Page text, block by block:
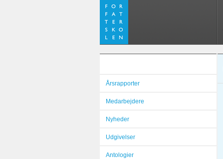
Årsrapporter
Medarbejdere
Nyheder
Udgivelser
Antologier